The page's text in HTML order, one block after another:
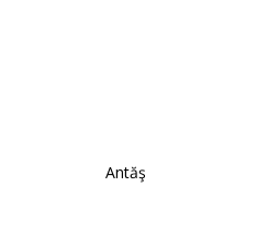
Antăş